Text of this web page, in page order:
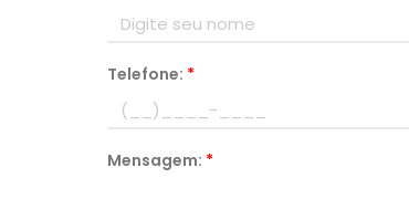
Telefone: *
Mensagem: *